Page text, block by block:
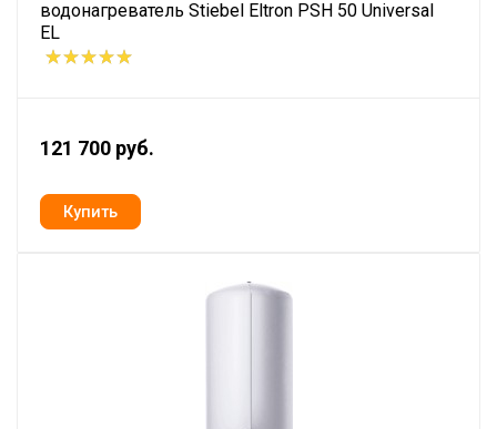
водонагреватель Stiebel Eltron PSH 50 Universal
EL
121 700 руб.